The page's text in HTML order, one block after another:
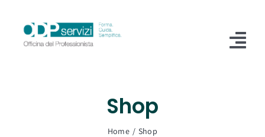
contenuto
Shop
Home Shop